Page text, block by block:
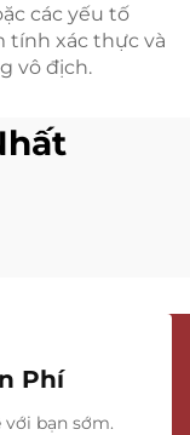
các yếu tố
tính xác thực và
vô địch.
Phí
bạn sớm.